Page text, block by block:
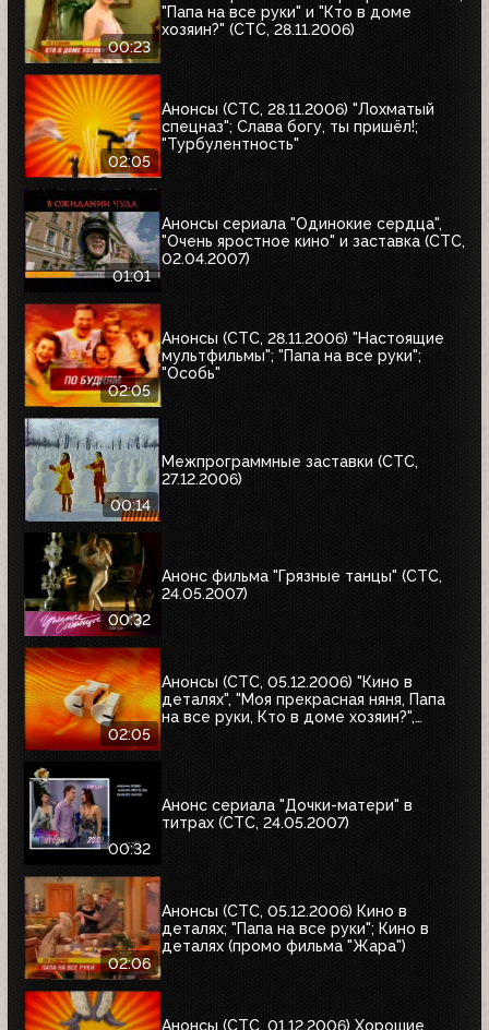
00:23
"Папа на все руки" и "Кто в доме
хозяин?" (СТС, 28.11.2006)
02:05
Анонсы (СТС, 28.11.2006) "Лохматый
спецназ"; Слава богу, ты пришёл!;
"Турбулентность"
01:01
Анонсы сериала "Одинокие сердца",
"Очень яростное кино" и заставка (СТС,
02.04.2007)
02:05
Анонсы (СТС, 28.11.2006) "Настоящие
мультфильмы"; "Папа на все руки";
"Особь"
00:14
Межпрограммные заставки (СТС,
27.12.2006)
00:32
Анонс фильма "Грязные танцы" (СТС,
24.05.2007)
02:05
Анонсы (СТС, 05.12.2006) "Кино в
деталях", "Моя прекрасная няня, Папа
на все руки, Кто в доме хозяин?",
00:32
Анонс сериала "Дочки-матери" в
титрах (СТС, 24.05.2007)
02:06
Анонсы (СТС, 05.12.2006) Кино в
деталях; "Папа на все руки"; Кино в
деталях (промо фильма "Жара")
Анонсы (СТС, 01.12.2006) Хорошие